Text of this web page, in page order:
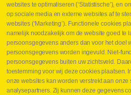
Leveringen
Drukcontrole set
Persmaten
Herstellen cilinders
Hoe opmeten?
Hydrogroepen
Hydraulische slangen
Contact VB Parts
websites te optimaliseren (‘Statistische’), en
op sociale media en externe websites af te
websites (‘Marketing’). Functionele cookies
namelijk noodzakelijk om de website goed te
persoonsgegevens anders dan voor het doel
persoonsgegevens worden ingevuld. Niet-
persoonsgegevens buiten uw zichtsveld.
toestemming voor wij deze cookies plaatsen.
onze websites kan worden verstrekt aan
analysepartners. Zij kunnen deze gegevens